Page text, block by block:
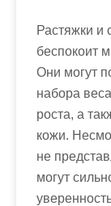
Растяжки и
беспокоит
Они могут
набора
роста, а
кожи.
не
могут